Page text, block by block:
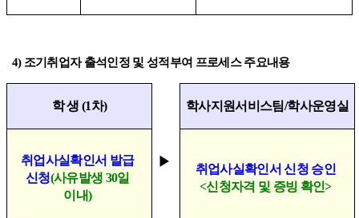
4) 조기취업자 출석인정 및 성적부여 프로세스 주요내용
학 생 (1차) 학사지원서비스팀/학사운영실
취업사실확인서 발급
신청(사유발생 30일
이내)
▶
취업사실확인서 신청 승인
<신청자격 및 증빙 확인>